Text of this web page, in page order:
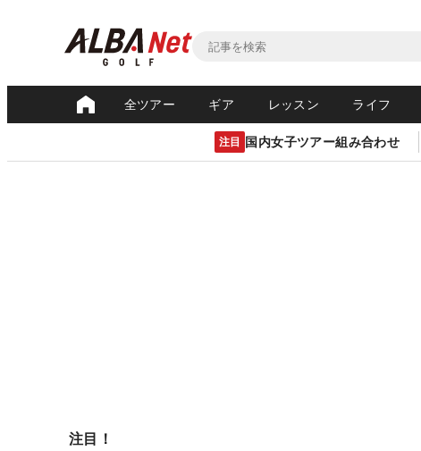
全ツアー ギア レッスン ライフ
注目 国内女子ツアー組み合わせ
注目！